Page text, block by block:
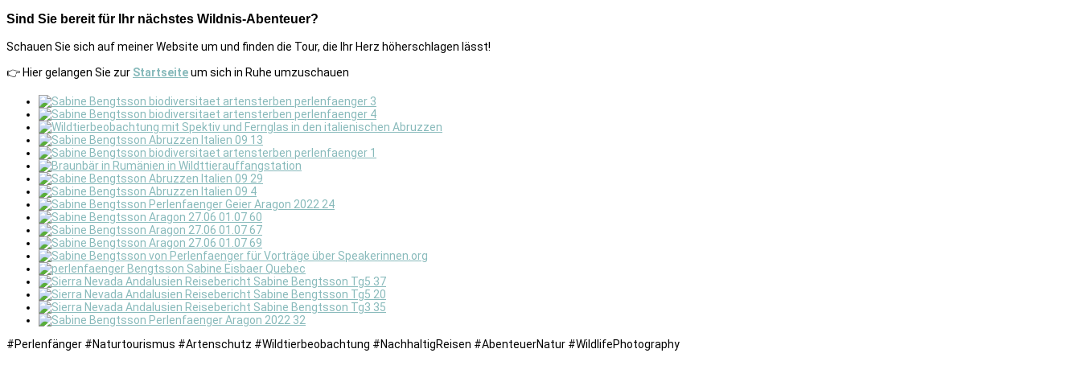
Sind Sie bereit für Ihr nächstes Wildnis-Abenteuer?
Schauen Sie sich auf meiner Website um und finden die Tour, die Ihr Herz höherschlagen lässt!
👉 Hier gelangen Sie zur Startseiteum sich in Ruhe umzuschauen
#Perlenfänger #Naturtourismus #Artenschutz #Wildtierbeobachtung #NachhaltigReisen #AbenteuerNatur #WildlifePhotography